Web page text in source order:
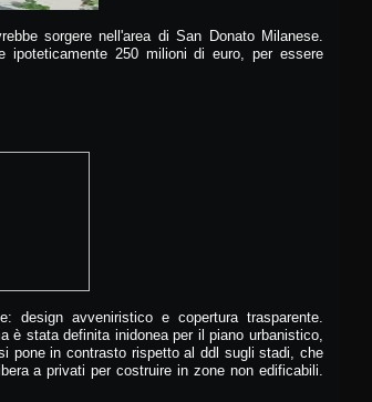
sorgere nell'area di San Donato Milanese.
ipoteticamente 250 milioni di euro, per essere
design avveniristico e copertura trasparente.
è stata definita inidonea per il piano urbanistico,
pone in contrasto rispetto al ddl sugli stadi, che
a privati per costruire in zone non edificabili.